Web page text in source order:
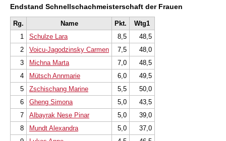
Endstand Schnellschachmeisterschaft der Frauen
Rg. Name Pkt.
Wtg1
1
Schulze Lara 8,5
48,5
2
Voicu-Jagodzinsky Carmen 7,5
48,0
3
Michna Marta 7,0
48,5
4
Mütsch Annmarie 6,0
49,5
5
Zschischang Marine 5,5
50,0
6
Gheng Simona 5,0
43,5
7
Albayrak Nese Pinar 5,0
39,0
8
Mundt Alexandra 5,0
37,0